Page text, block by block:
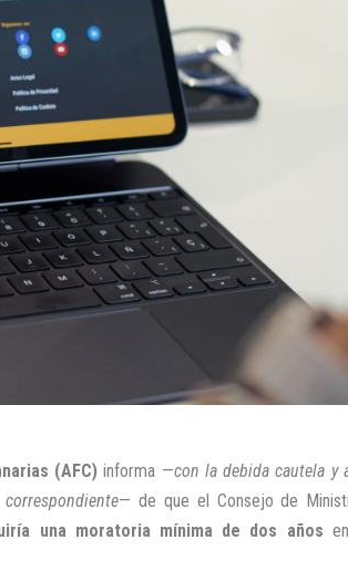
(AFC) informa —con la debida cautela y
— de que el Consejo de
una moratoria mínima de dos años